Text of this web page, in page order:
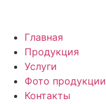
Главная
Продукция
Услуги
Фото продукции
Контакты